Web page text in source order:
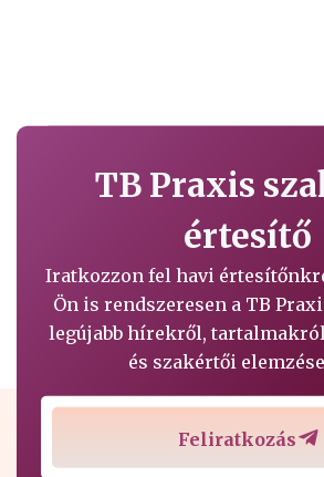
TB Praxis
értesítő
Iratkozzon fel havi
Ön is rendszeresen a TB
legújabb hírekről,
és szakértői
Feliratkozás